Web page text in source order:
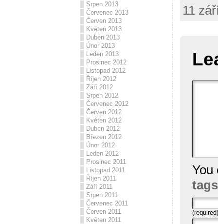
Srpen 2013
Červenec 2013
Červen 2013
Květen 2013
Duben 2013
Únor 2013
Leden 2013
Prosinec 2012
Listopad 2012
Říjen 2012
Září 2012
Srpen 2012
Červenec 2012
Červen 2012
Květen 2012
Duben 2012
Březen 2012
Únor 2012
Leden 2012
Prosinec 2011
Listopad 2011
Říjen 2011
Září 2011
Srpen 2011
Červenec 2011
Červen 2011
Květen 2011
11
You
tags
(required)